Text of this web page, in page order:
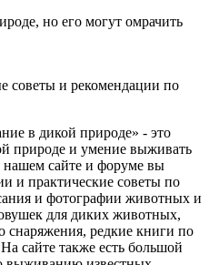
но его могут омрачить
советы и рекомендации по
в дикой природе» - это
природе и умение выживать
нашем сайте и форуме вы
и практические советы по
и фотографии животных и
для диких животных,
снаряжения, редкие книги по
сайте также есть большой